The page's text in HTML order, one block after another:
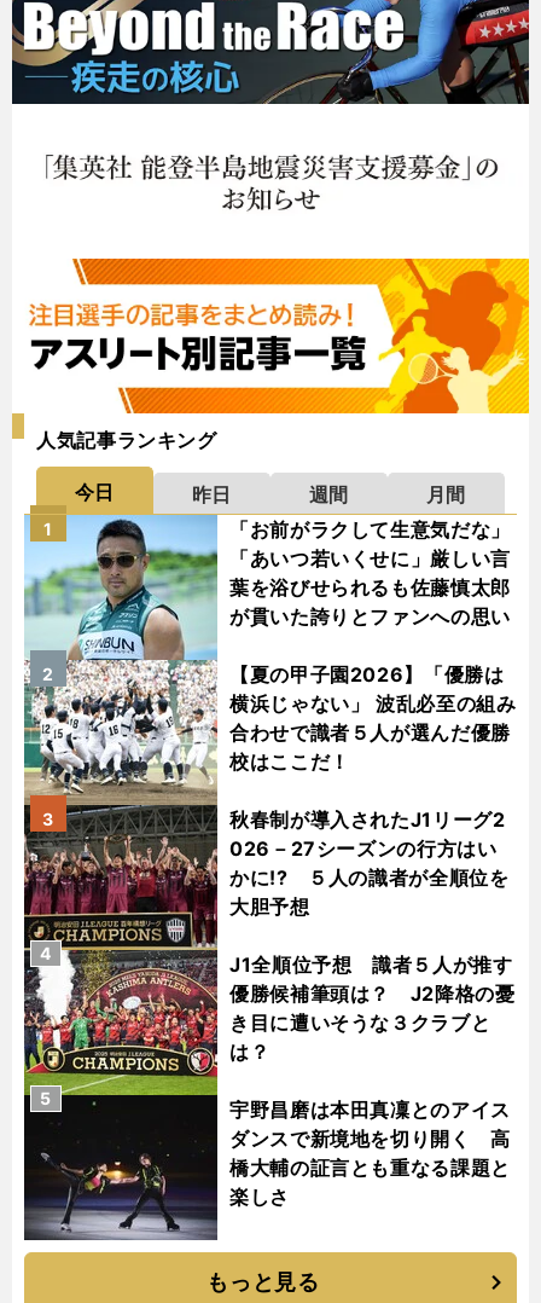
人気記事ランキング
今日 昨日 週間
月間
「お前がラクして生意気だな」
「あいつ若いくせに」厳しい言
葉を浴びせられるも佐藤慎太郎
が貫いた誇りとファンへの思い
1
【夏の甲子園2026】「優勝は
横浜じゃない」 波乱必至の組み
合わせで識者５人が選んだ優勝
校はここだ！
2
秋春制が導入されたJ1リーグ2
026－27シーズンの行方はい
かに!? ５人の識者が全順位を
大胆予想
3
J1全順位予想 識者５人が推す
優勝候補筆頭は？ J2降格の憂
き目に遭いそうな３クラブと
は？
4
宇野昌磨は本田真凜とのアイス
ダンスで新境地を切り開く 高
橋大輔の証言とも重なる課題と
楽しさ
5
もっと見る